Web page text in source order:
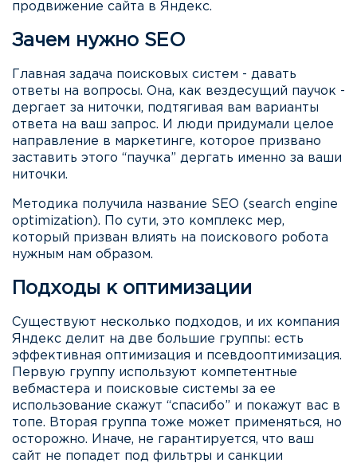
продвижение сайта в Яндекс.
Зачем нужно SEO
Главная задача поисковых систем - давать
ответы на вопросы. Она, как вездесущий паучок -
дергает за ниточки, подтягивая вам варианты
ответа на ваш запрос. И люди придумали целое
направление в маркетинге, которое призвано
заставить этого “паучка” дергать именно за ваши
ниточки.
Методика получила название SEO (search engine
optimization). По сути, это комплекс мер,
который призван влиять на поискового робота
нужным нам образом.
Подходы к оптимизации
Существуют несколько подходов, и их компания
Яндекс делит на две большие группы: есть
эффективная оптимизация и псевдооптимизация.
Первую группу используют компетентные
вебмастера и поисковые системы за ее
использование скажут “спасибо” и покажут вас в
топе. Вторая группа тоже может применяться, но
осторожно. Иначе, не гарантируется, что ваш
сайт не попадет под фильтры и санкции